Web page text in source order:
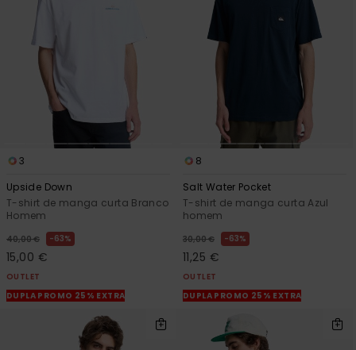
3
Upside Down
T-shirt de manga curta Branco
Homem
40,00 € 63%
15,00 €
OUTLET
DUPLA PROMO 25% EXTRA
8
Salt Water Pocket
T-shirt de manga curta Azul
homem
30,00 € 63%
11,25 €
OUTLET
DUPLA PROMO 25% EXTRA